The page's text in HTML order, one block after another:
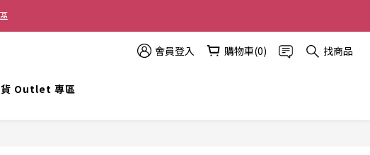
買得越多優惠越多! 會員登入 購物車(0) 找商品
Outlet 專區